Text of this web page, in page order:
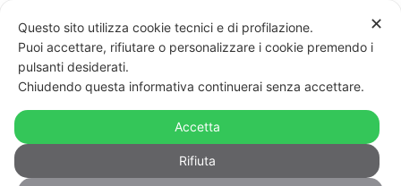
Lettera aperta a Nichi Vendola, sui
figli e le bandiere dei diritti civili
✕
Questo sito utilizza cookie tecnici e di profilazione.
Puoi accettare, rifiutare o personalizzare i cookie premendo i
pulsanti desiderati.
Chiudendo questa informativa continuerai senza accettare.
Accetta
Rifiuta